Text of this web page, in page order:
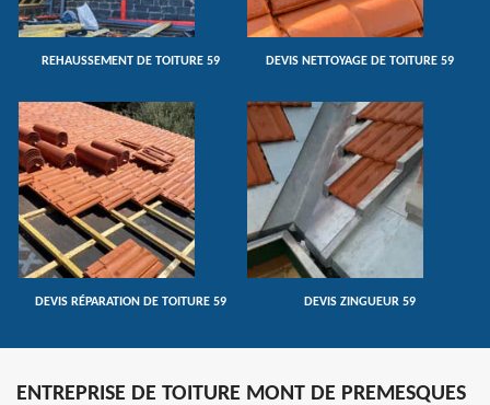
REHAUSSEMENT DE TOITURE 59 DEVIS NETTOYAGE DE TOITURE 59
DEVIS RÉPARATION DE TOITURE 59 DEVIS ZINGUEUR 59
ENTREPRISE DE TOITURE MONT DE PREMESQUES